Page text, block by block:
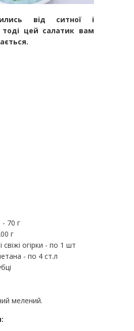
від ситної і
тоді цей салатик вам
70 г
г
свіжі огірки - по 1 шт
- по 4 ст.л
мелений.